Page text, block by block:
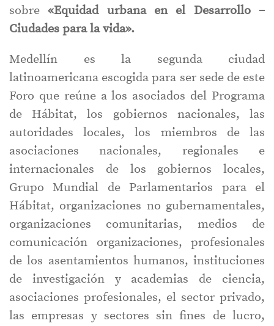
sobre«Equidad urbana en el Desarrollo –
Ciudades para la vida».
Medellín es la segunda ciudad
latinoamericana escogida para ser sede de este
Foro que reúne a los asociados del Programa
de Hábitat, los gobiernos nacionales, las
autoridades locales, los miembros de las
asociaciones nacionales, regionales e
internacionales de los gobiernos locales,
Grupo Mundial de Parlamentarios para el
Hábitat, organizaciones no gubernamentales,
organizaciones comunitarias, medios de
comunicación organizaciones, profesionales
de los asentamientos humanos, instituciones
de investigación y academias de ciencia,
asociaciones profesionales, el sector privado,
las empresas y sectores sin fines de lucro,